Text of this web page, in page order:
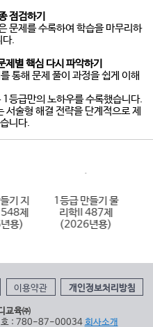
점검하기
문제를 수록하여 학습을 마무리하
다.
제별 핵심 다시 파악하기
통해 문제 풀이 과정을 쉽게 이해
등급만의 노하우를 수록했습니다.
술형 해결 전략을 단계적으로 제
니다.
기 지
제
용)
1등급 만들기 물
리학II 487제
(2026년용)
이용약관 개인정보처리방침
교육㈜
호 : 780-87-00034 회사소개